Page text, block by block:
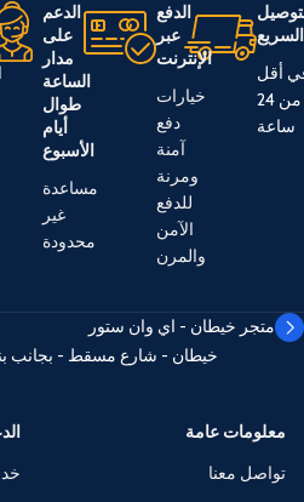
السريع
أقل
من 24
ساعة
الدفع
عبر
الإنترنت
خيارات
دفع
آمنة
ومرنة
للدفع
الآمن
والمرن
الدعم
على
مدار
الساعة
طوال
أيام
الأسبوع
مساعدة
غير
محدودة
متجر خيطان - اي وان ستور
خيطان - شارع مسقط - بجانب
معلومات عامة
تواصل معنا